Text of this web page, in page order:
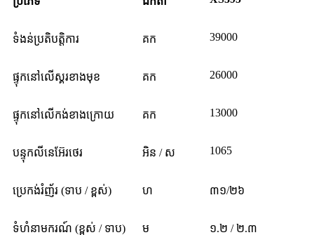
ទំងន់ប្រតិបត្តិការ គក 39000
ផ្ទុកនៅលើស្គរខាងមុខ គក 26000
ផ្ទុកនៅលើកង់ខាងក្រោយ គក 13000
បន្ទុកលីនេអ៊ែរថេរ អិន / ស 1065
ប្រេកង់រំញ័រ (ទាប / ខ្ពស់) ហ ៣១/២៦
ទំហំនាមករណ៍ (ខ្ពស់ / ទាប) ម ១.២ / ២.៣